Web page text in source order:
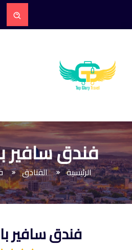
فندق سافير
الرئيسية الفنادق
فندق سافير